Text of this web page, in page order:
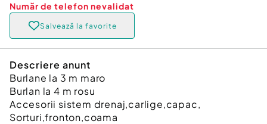
Număr de telefon nevalidat
Salvează la favorite
Descriere anunt
Burlane la 3 m maro
Burlan la 4 m rosu
Accesorii sistem drenaj,carlige,capac,
Sorturi,fronton,coama